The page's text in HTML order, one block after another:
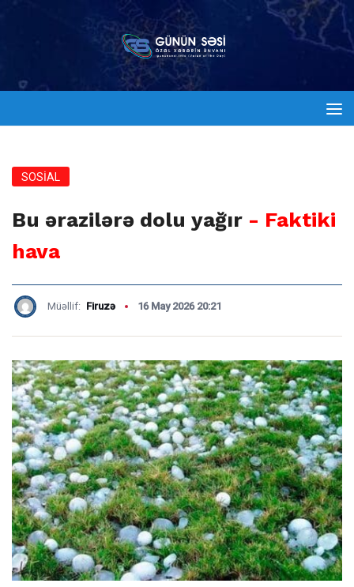
SOSİAL
Bu ərazilərə dolu yağır - Faktiki
hava
Müəllif: Firuzə 16 May 2026 20:21